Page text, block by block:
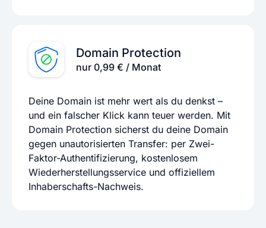
Domain Protection
nur 0,99 € / Monat
Deine Domain ist mehr wert als du denkst –
und ein falscher Klick kann teuer werden. Mit
Domain Protection sicherst du deine Domain
gegen unautorisierten Transfer: per Zwei-
Faktor-Authentifizierung, kostenlosem
Wiederherstellungsservice und offiziellem
Inhaberschafts-Nachweis.